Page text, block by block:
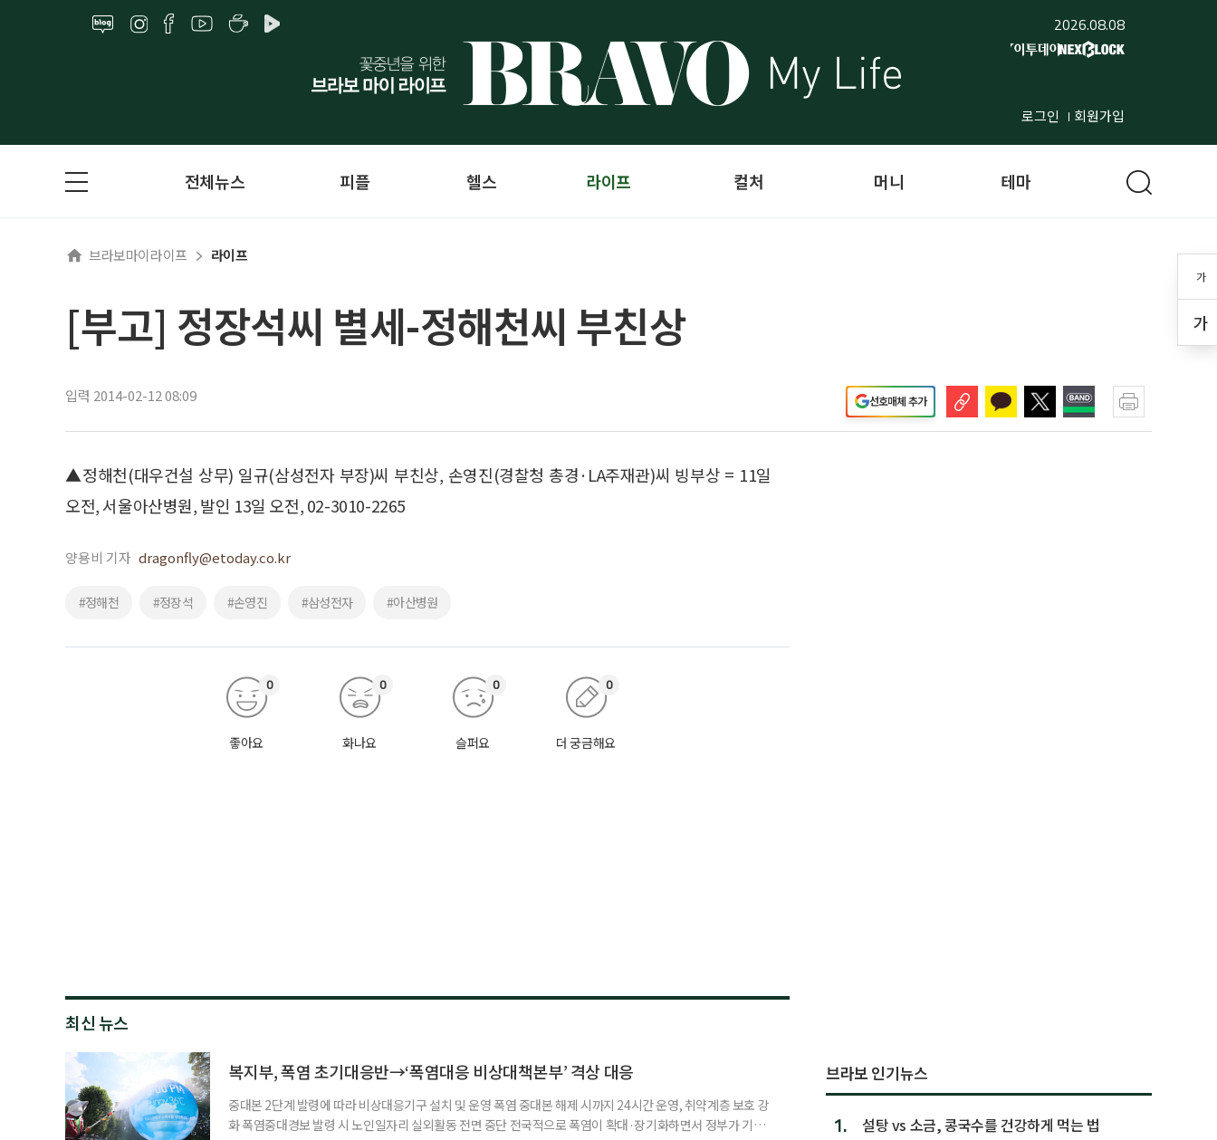
2026.08.08
로그인 회원가입
가
가
전체뉴스 피플 헬스 라이프 컬처 머니 테마
브라보마이라이프 라이프
[부고] 정장석씨 별세-정해천씨 부친상
입력 2014-02-12 08:09 선호매체 추가
▲정해천(대우건설 상무) 일규(삼성전자 부장)씨 부친상, 손영진(경찰청 총경·LA주재관)씨 빙부상 = 11일
오전, 서울아산병원, 발인 13일 오전, 02-3010-2265
양용비 기자 dragonfly@etoday.co.kr
#정해천 #정장석 #손영진 #삼성전자 #아산병원
좋아요
0
화나요
0
슬퍼요
0
더 궁금해요
0
최신 뉴스
복지부, 폭염 초기대응반→‘폭염대응 비상대책본부’ 격상 대응
중대본 2단계 발령에 따라 비상대응기구 설치 및 운영 폭염 중대본 해제 시까지 24시간 운영, 취약계층 보호 강
화 폭염중대경보 발령 시 노인일자리 실외활동 전면 중단 전국적으로 폭염이 확대·장기화하면서 정부가 기존
브라보 인기뉴스
1. 설탕 vs 소금, 콩국수를 건강하게 먹는 법